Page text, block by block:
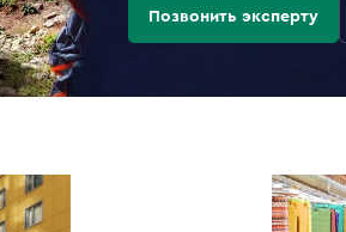
Позвонить эксперту